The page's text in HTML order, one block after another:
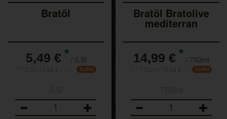
Bratöl
5,49 € * / 0,5l
Staffel
Bratöl Bratolive
mediterran
14,99 € * / 750ml
Staffel